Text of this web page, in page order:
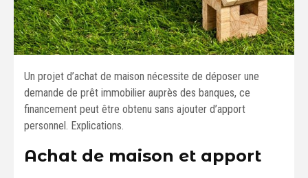
Un projet d’achat de maison nécessite de déposer une
demande de prêt immobilier auprès des banques, ce
financement peut être obtenu sans ajouter d’apport
personnel. Explications.
Achat de maison et apport